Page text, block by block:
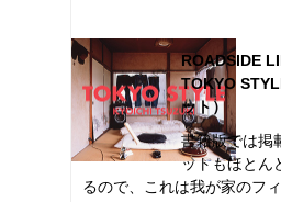
ROADSIDE
TOKYO
ット）
書籍版では掲
ットもほとん
るので、これは我が家のフ